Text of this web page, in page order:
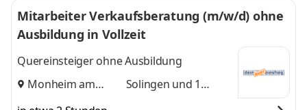
Mitarbeiter Verkaufsberatung (m/w/d) ohne
Ausbildung in Vollzeit
Quereinsteiger ohne Ausbildung
Monheim am
Solingen und 1